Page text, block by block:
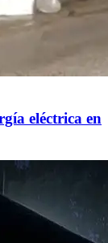
eléctrica en